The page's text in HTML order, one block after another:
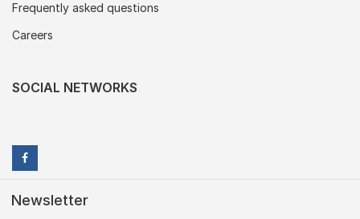
Frequently asked questions
Careers
SOCIAL NETWORKS
Newsletter